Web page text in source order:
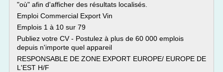
"où" afin d'afficher des résultats localisés.
Emploi Commercial Export Vin
Emplois 1 à 10 sur 79
Publiez votre CV - Postulez à plus de 60 000 emplois
depuis n'importe quel appareil
RESPONSABLE DE ZONE EXPORT EUROPE/ EUROPE DE
L'EST H/F